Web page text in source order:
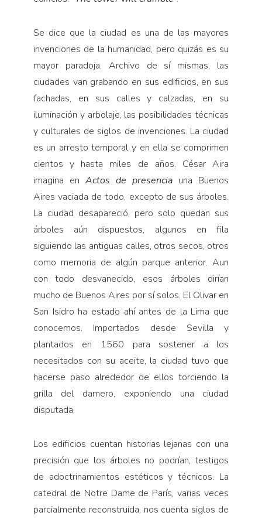
Se dice que la ciudad es una de las mayores
invenciones de la humanidad, pero quizás es su
mayor paradoja. Archivo de sí mismas, las
ciudades van grabando en sus edificios, en sus
fachadas, en sus calles y calzadas, en su
iluminación y arbolaje, las posibilidades técnicas
y culturales de siglos de invenciones. La ciudad
es un arresto temporal y en ella se comprimen
cientos y hasta miles de años. César Aira
imagina en Actos de presencia una Buenos
Aires vaciada de todo, excepto de sus árboles.
La ciudad desapareció, pero solo quedan sus
árboles aún dispuestos, algunos en fila
siguiendo las antiguas calles, otros secos, otros
como memoria de algún parque anterior. Aun
con todo desvanecido, esos árboles dirían
mucho de Buenos Aires por sí solos. El Olivar en
San Isidro ha estado ahí antes de la Lima que
conocemos. Importados desde Sevilla y
plantados en 1560 para sostener a los
necesitados con su aceite, la ciudad tuvo que
hacerse paso alrededor de ellos torciendo la
grilla del damero, exponiendo una ciudad
disputada.
Los edificios cuentan historias lejanas con una
precisión que los árboles no podrían, testigos
de adoctrinamientos estéticos y técnicos. La
catedral de Notre Dame de París, varias veces
parcialmente reconstruida, nos cuenta siglos de